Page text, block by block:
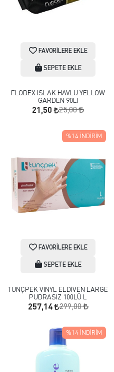
FAVORILERE EKLE
SEPETE EKLE
FLODEX ISLAK HAVLU YELLOW
GARDEN 90LI
21,50 25,00
FAVORILERE EKLE
SEPETE EKLE
TUNÇPEK VİNYL ELDİVEN LARGE
PUDRASIZ 100LÜ L
257,14 299,00
%14 İNDIRIM
%14 İNDIRIM